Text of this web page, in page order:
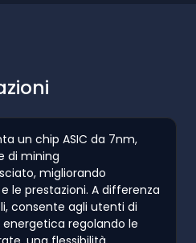
un chip ASIC da 7nm,
di mining
migliorando
le prestazioni. A differenza
consente agli utenti di
regolando le